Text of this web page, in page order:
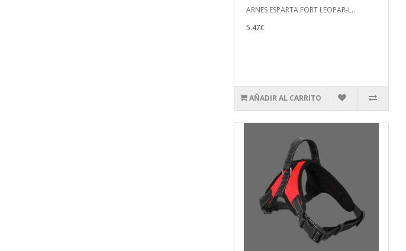
ARNES ESPARTA FORT LEOPAR-L..
5.47€
AÑADIR AL CARRITO